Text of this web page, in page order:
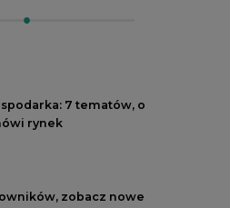
7 tematów, o
rynek
zobacz nowe